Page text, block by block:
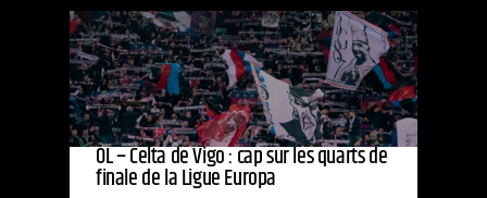
OL – Celta de Vigo : cap sur les quarts de
finale de la Ligue Europa